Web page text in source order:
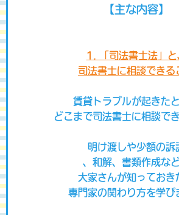
【主な内容】
1. 「司法書士法」と
司法書士に相談できる
賃貸トラブルが起きたと
どこまで司法書士に相談で
明け渡しや少額の訴
、和解、書類作成など
大家さんが知っておき
専門家の関わり方を学び